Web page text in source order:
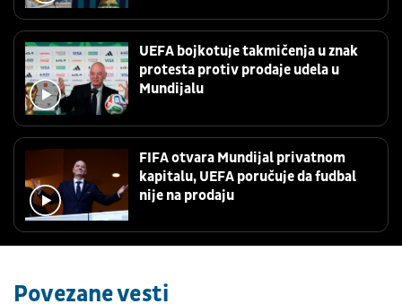
UEFA bojkotuje takmičenja u znak
protesta protiv prodaje udela u
Mundijalu
FIFA otvara Mundijal privatnom
kapitalu, UEFA poručuje da fudbal
nije na prodaju
Povezane vesti